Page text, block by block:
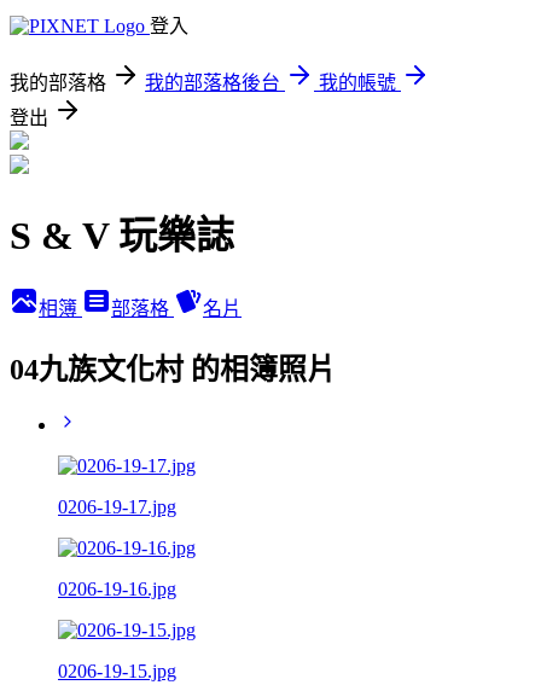
登入
我的部落格 我的部落格後台
我的帳號
登出
S & V 玩樂誌
相簿 部落格 名片
04九族文化村 的相簿照片
0206-19-17.jpg
0206-19-16.jpg
0206-19-15.jpg